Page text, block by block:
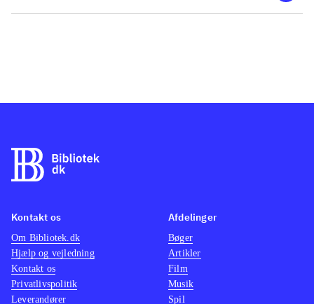
Kontakt os
Om Bibliotek.dk
Hjælp og vejledning
Kontakt os
Privatlivspolitik
Leverandører
Afdelinger
Bøger
Artikler
Film
Musik
Spil